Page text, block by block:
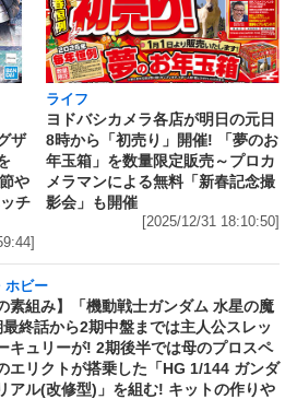
ザ
や
チ
ライフ
ヨドバシカメラ各店が明日の元日
8時から「初売り」開催! 「夢のお
年玉箱」を数量限定販売～プロカ
メラマンによる無料「新春記念撮
影会」も開催
[2025/12/31 18:10:50]
ホビー
素組み】「機動戦士ガンダム 水星の魔
終話から2期中盤までは主人公スレッ
キュリーが! 2期後半では母のプロスペ
エリクトが搭乗した「HG 1/144 ガンダ
アル(改修型)」を組む! キットの作りや